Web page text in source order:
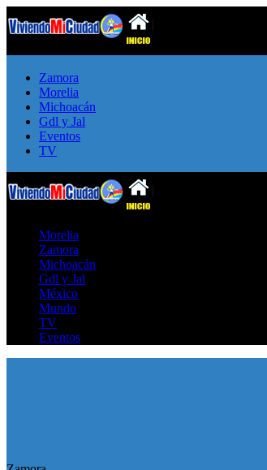
Zamora
Morelia
Michoacán
Gdl y Jal
Eventos
TV
Morelia
Zamora
Michoacán
Gdl y Jal
México
Mundo
TV
Eventos